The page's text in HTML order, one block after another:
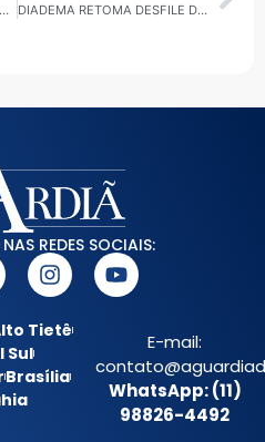
DIADEMA: PREFEITURA ENTREGA TRECHO DA CANALIZAÇÃO DO CÓRREGO IGUASSÚ NO JARDIM LIBERDADE DIADEMA RETOMA DESFILE DE 7 DE SETEMBRO COM ESTRUTURA AMPLIADA E MAIS DE SETE MIL PARTICIPANTES
REDES SOCIAIS:
Tietê
Sul
Brasília
E-mail:
WhatsApp: (11)
98826-4492